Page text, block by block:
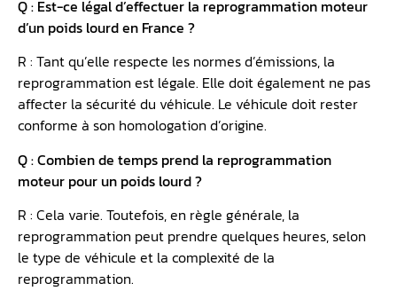
Q : Est-ce légal d’effectuer la reprogrammation moteur
d’un poids lourd en France ?
R : Tant qu’elle respecte les normes d’émissions, la
reprogrammation est légale. Elle doit également ne pas
affecter la sécurité du véhicule. Le véhicule doit rester
conforme à son homologation d’origine.
Q : Combien de temps prend la reprogrammation
moteur pour un poids lourd ?
R : Cela varie. Toutefois, en règle générale, la
reprogrammation peut prendre quelques heures, selon
le type de véhicule et la complexité de la
reprogrammation.